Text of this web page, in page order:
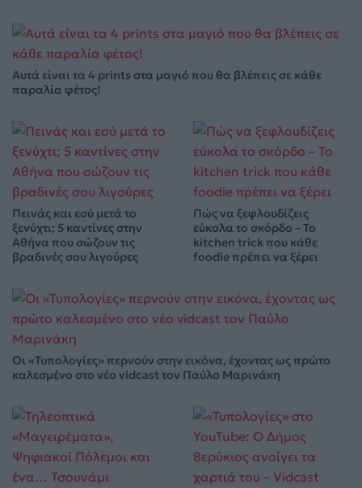
Αυτά είναι τα 4 prints στα μαγιό που θα βλέπεις σε κάθε
παραλία φέτος!
Πεινάς και εσύ μετά το
ξενύχτι; 5 καντίνες στην
Αθήνα που σώζουν τις
βραδινές σου λιγούρες
Πώς να ξεφλουδίζεις
εύκολα το σκόρδο – Το
kitchen trick που κάθε
foodie πρέπει να ξέρει
Οι «Τυπολογίες» περνούν στην εικόνα, έχοντας ως πρώτο
καλεσμένο στο νέο vidcast τον Παύλο Μαρινάκη